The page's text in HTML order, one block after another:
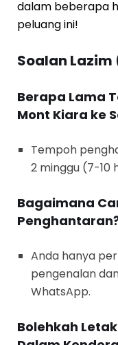
dalam beberapa
peluang ini!
Soalan Lazim
Berapa Lama
Mont Kiara ke
Tempoh
2 minggu (7-10
Bagaimana
Anda hanya
pengenalan
WhatsApp.
Bolehkah